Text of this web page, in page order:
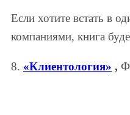
Если хотите встать в
компаниями, книга
8. «Клиентология» ,